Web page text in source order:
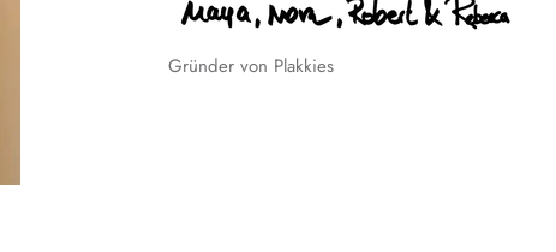
Gründer von Plakkies